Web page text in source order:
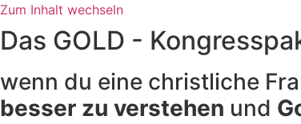
Zum Inhalt wechseln
Das GOLD -
wenn du eine christliche
besser zu verstehen und